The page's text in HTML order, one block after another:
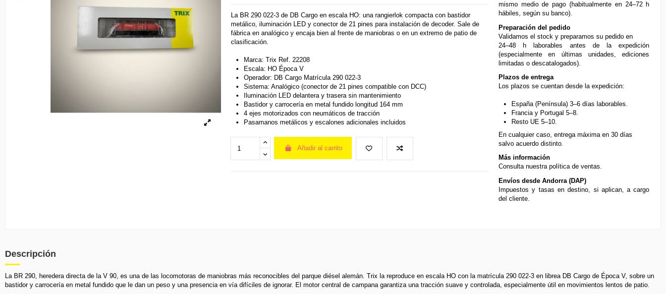
La BR 290 022-3 de DB Cargo en escala HO: una rangierlok compacta con bastidor
metálico, iluminación LED y conector de 21 pines para instalación de decoder. Sale de
fábrica en analógico y encaja bien al frente de maniobras o en un extremo de patio de
clasificación.
Marca: Trix Ref. 22208
Escala: HO Época V
Operador: DB Cargo Matrícula 290 022-3
Sistema: Analógico (conector de 21 pines compatible con DCC)
Iluminación LED delantera y trasera sin mantenimiento
Bastidor y carrocería en metal fundido longitud 164 mm
4 ejes motorizados con neumáticos de tracción
Pasamanos metálicos y escalones adicionales incluidos
Añadir al carrito
mismo medio de pago (habitualmente en 24–72 h
hábiles, según su banco).
Preparación del pedido
Validamos el stock y preparamos su pedido en
24–48 h laborables antes de la expedición
(especialmente en últimas unidades, ediciones
limitadas o descatalogados).
Plazos de entrega
Los plazos se cuentan desde la expedición:
España (Península) 3–6 días laborables.
Francia y Portugal 5–8.
Resto UE 5–10.
En cualquier caso, entrega máxima en 30 días
salvo acuerdo distinto.
Más información
Consulta nuestra política de ventas.
Envíos desde Andorra (DAP)
Impuestos y tasas en destino, si aplican, a cargo
del cliente.
Descripción
La BR 290, heredera directa de la V 90, es una de las locomotoras de maniobras más reconocibles del parque diésel alemán. Trix la reproduce en escala HO con la matrícula 290 022-3 en librea DB Cargo de Época V, sobre un
bastidor y carrocería en metal fundido que le dan un peso y una presencia en vía difíciles de ignorar. El motor central de campana garantiza una tracción suave y controlada, especialmente útil en movimientos lentos de patio.